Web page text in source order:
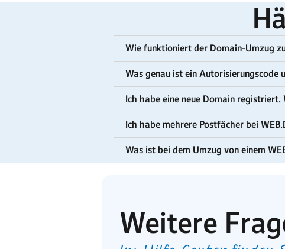
Wie funktioniert der Domain-Umzug
Was genau ist ein Autorisierungscode
Ich habe eine neue Domain
Ich habe mehrere Postfächer bei
Was ist bei dem Umzug von einem
Weitere